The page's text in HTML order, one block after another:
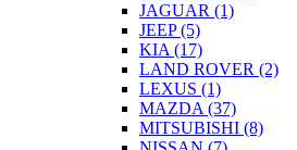
JAGUAR (1)
JEEP(5)
KIA (17)
LAND ROVER (2)
LEXUS (1)
MAZDA (37)
MITSUBISHI (8)